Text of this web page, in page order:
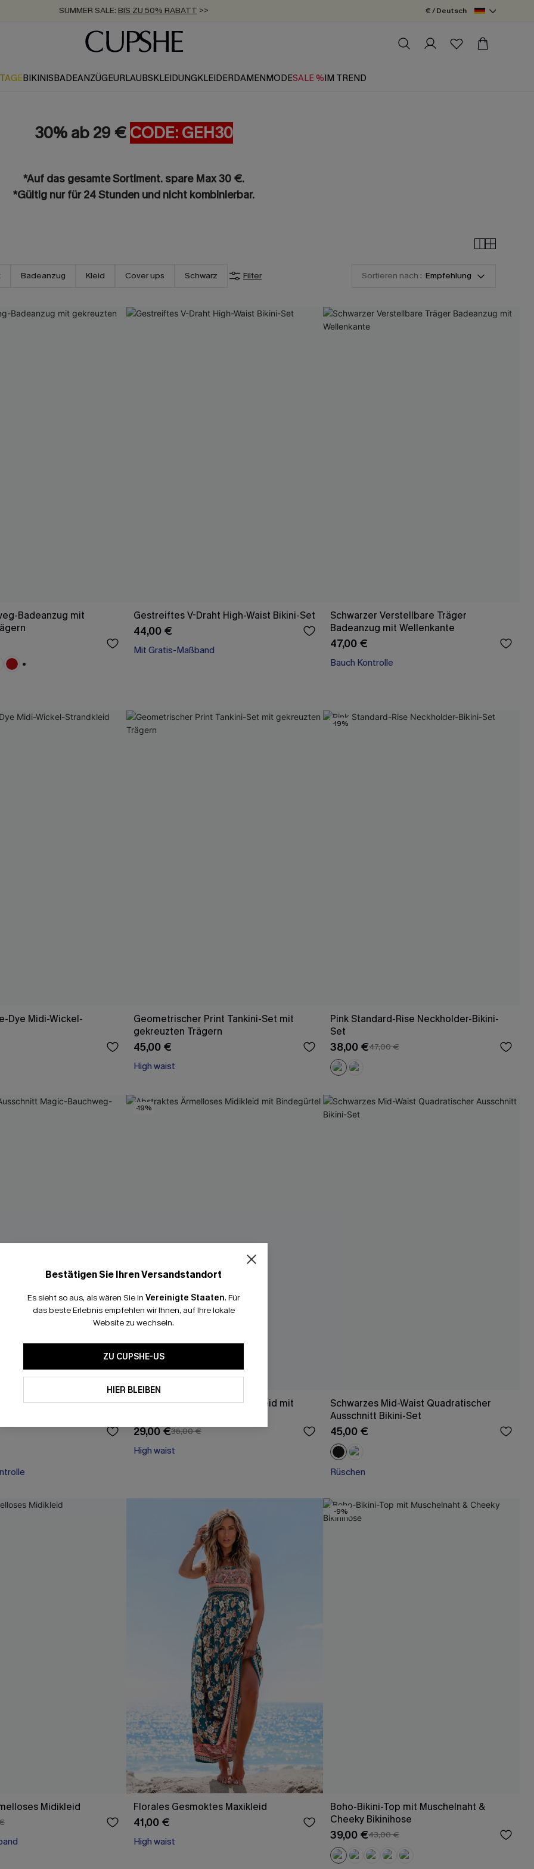
SUMMER SALE: BIS ZU 50% RABATT >>
ZUM NEWSLETTER:BIS ZU -20% EXTRA ERHALTEN
KOSTENLOSER VERSAND AB 89 €
€ / Deutsch
BIKINISBADEANZÜGEURLAUBSKLEIDUNGKLEIDERDAMENMODESALE %IM TREND
30% ab 29 €CODE: GEH30
*Auf das gesamte Sortiment. spare Max 30 €.
*Gültig nur für 24 Stunden und nicht kombinierbar.
Badeanzug Kleid Cover ups Schwarz Filter Sortieren nach : Empfehlung
Badeanzug mit
Gestreiftes V-Draht High-Waist Bikini-Set
44,00 €
Mit Gratis-Maßband
Schwarzer Verstellbare Träger
Badeanzug mit Wellenkante
47,00 €
Bauch Kontrolle
Dye Midi-Wickel-
Geometrischer Print Tankini-Set mit
gekreuzten Trägern
45,00 €
High waist
-19%
Pink Standard-Rise Neckholder-Bikini-
Set
38,00 €47,00 €
Magic-
-19%
Abstraktes Ärmelloses Midikleid mit
29,00 €36,00 €
High waist
Schwarzes Mid-Waist Quadratischer
Ausschnitt Bikini-Set
45,00 €
Rüschen
Midikleid Florales Gesmoktes Maxikleid
41,00 €
High waist
-9%
Boho-Bikini-Top mit Muschelnaht &
Cheeky Bikinihose
39,00 €43,00 €
Bestätigen Sie Ihren Versandstandort
Es sieht so aus, als wären Sie in Vereinigte Staaten. Für
das beste Erlebnis empfehlen wir Ihnen, auf Ihre lokale
Website zu wechseln.
ZU CUPSHE-US
HIER BLEIBEN